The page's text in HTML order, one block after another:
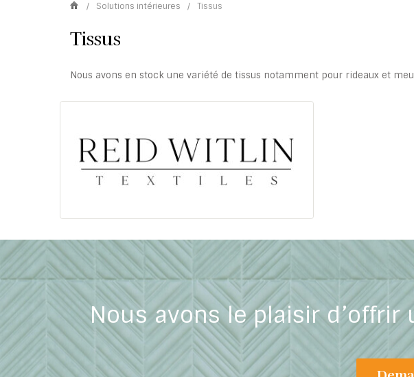
/ Solutions intérieures / Tissus
Tissus
Nous avons en stock une variété de tissus notamment pour rideaux et
Nous avons le plaisir